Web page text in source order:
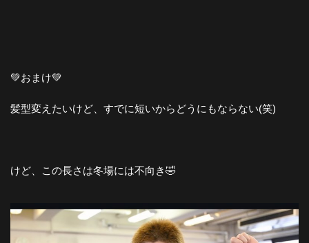
💚おまけ💚
髪型変えたいけど、すでに短いからどうにもならない(笑)
けど、この長さは冬場には不向き🤣